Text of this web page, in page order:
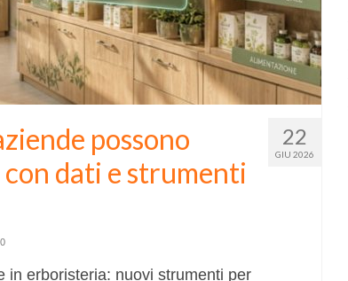
22
GIU 2026
possono
dati e strumenti
0
in erboristeria: nuovi strumenti per